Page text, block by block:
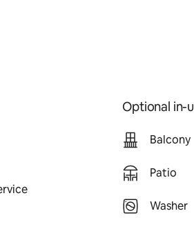
Optional in-
Balcony
Patio
Washer